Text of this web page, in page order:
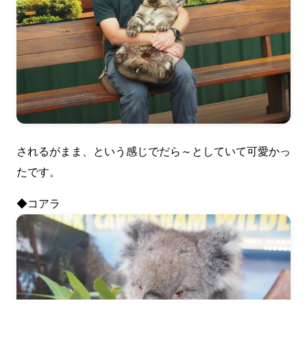
されるがまま、という感じでだら～としていて可愛かっ
たです。
◆コアラ